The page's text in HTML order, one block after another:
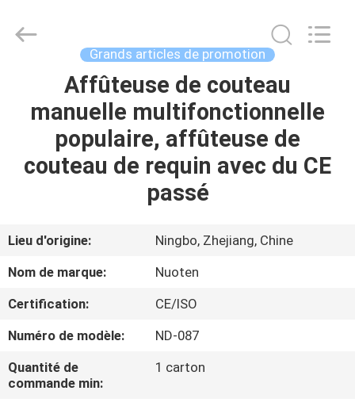
MAISON
VIDÉOS
PROPOS
DE
NOUS
Electric
Appliance
Grands articles de promotion
Affûteuse de couteau
manuelle multifonctionnelle
populaire, affûteuse de
couteau de requin avec du CE
passé
Lieu d'origine:
Ningbo, Zhejiang, Chine
Nom de marque:
Nuoten
Certification:
CE/ISO
Numéro de modèle:
ND-087
Quantité de
commande min:
1 carton